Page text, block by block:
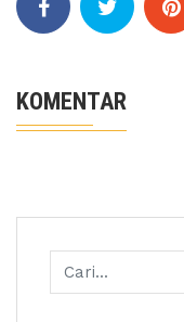
KOMENTAR